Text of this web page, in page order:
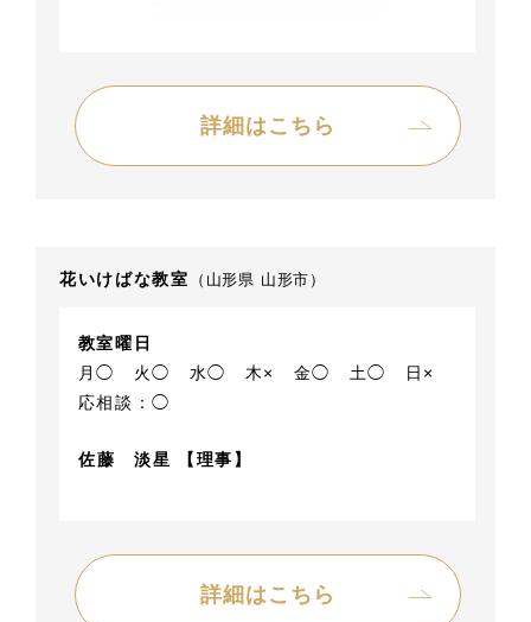
詳細はこちら
花いけばな教室 （山形県 山形市）
教室曜日
月◯
火◯ 水◯ 木× 金◯ 土◯
日×
応相談：◯
佐藤 淡星 【理事】
詳細はこちら